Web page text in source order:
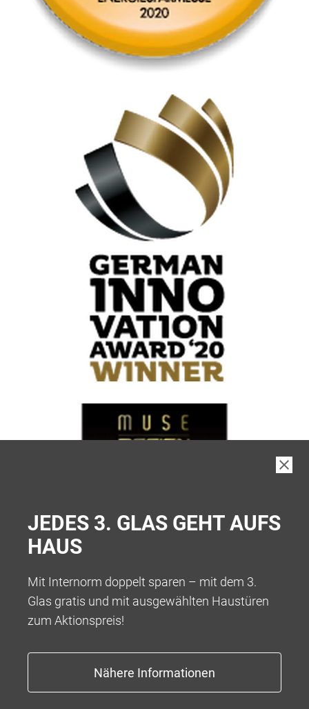
JEDES 3. GLAS GEHT AUFS
HAUS
Mit Internorm doppelt sparen – mit dem 3.
Glas gratis und mit ausgewählten Haustüren
zum Aktionspreis!